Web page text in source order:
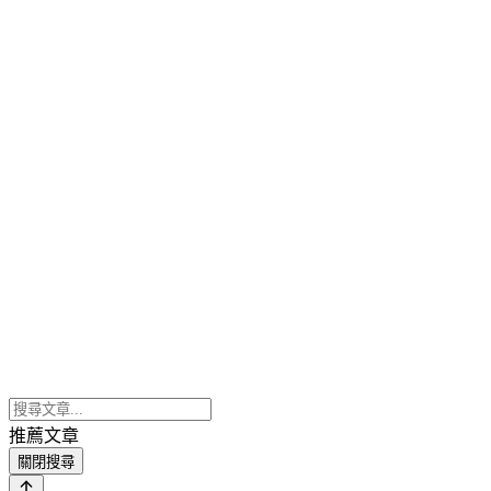
推薦文章
關閉搜尋